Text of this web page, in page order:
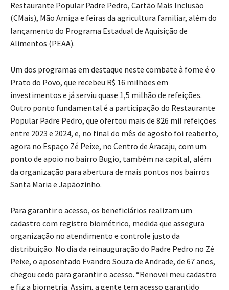
Restaurante Popular Padre Pedro, Cartão Mais Inclusão
(CMais), Mão Amiga e feiras da agricultura familiar, além do
lançamento do Programa Estadual de Aquisição de
Alimentos (PEAA).
Um dos programas em destaque neste combate à fome é o
Prato do Povo, que recebeu R$ 16 milhões em
investimentos e já serviu quase 1,5 milhão de refeições.
Outro ponto fundamental é a participação do Restaurante
Popular Padre Pedro, que ofertou mais de 826 mil refeições
entre 2023 e 2024, e, no final do mês de agosto foi reaberto,
agora no Espaço Zé Peixe, no Centro de Aracaju, com um
ponto de apoio no bairro Bugio, também na capital, além
da organização para abertura de mais pontos nos bairros
Santa Maria e Japãozinho.
Para garantir o acesso, os beneficiários realizam um
cadastro com registro biométrico, medida que assegura
organização no atendimento e controle justo da
distribuição. No dia da reinauguração do Padre Pedro no Zé
Peixe, o aposentado Evandro Souza de Andrade, de 67 anos,
chegou cedo para garantir o acesso. “Renovei meu cadastro
e fiz a biometria. Assim, a gente tem acesso garantido